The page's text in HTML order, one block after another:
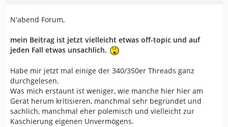
N'abend Forum,
mein Beitrag ist jetzt vielleicht etwas off-topic und auf
jeden Fall etwas unsachlich.
Habe mir jetzt mal einige der 340/350er Threads ganz
durchgelesen.
Was mich erstaunt ist weniger, wie manche hier hier am
Gerät herum kritisieren, manchmal sehr begründet und
sachlich, manchmal eher polemisch und vielleicht zur
Kaschierung eigenen Unvermögens.